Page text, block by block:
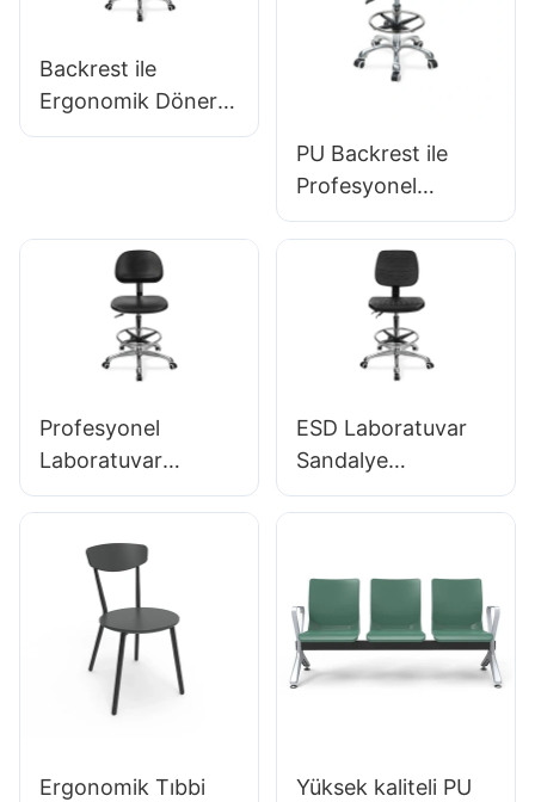
Tabanlı Premium
Ergonomik Döner
Sandalye Ic027
Backrest ile
Ergonomik Döner
PU Sandalye &
halkası &
laboratuvarlar/temi
z odalar için
alüminyum 5 yıldızlı
PU Backrest ile
Profesyonel
Ergonomik Döner
Sandalye IC142 &
Kolçaklar
Ayarlanabilir Ayak
Halkası &
Laboratuvarlar için
Profesyonel
Laboratuvar
Ergonomik
Backrest Desteği
360 ° döner kararlı
5 yıldızlı taban
bilimsel olarak
laboratuvar için
tasarlanmış
ESD Laboratuvar
Sandalye
Ergonomik PU
Laboratuvar
Çalışması için 5
Yıldızlı Alüminyum
Taban
Ergonomik Tıbbi
Yüksek kaliteli PU